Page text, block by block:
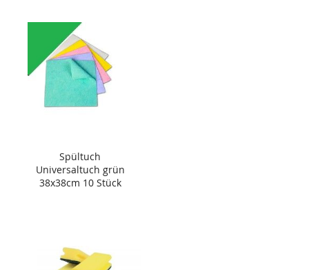
Spültuch
Universaltuch grün
38x38cm 10 Stück